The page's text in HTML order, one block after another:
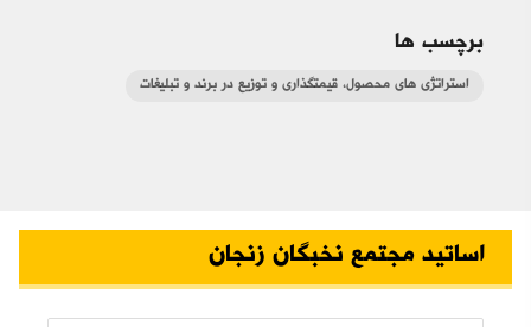
برچسب ها
استراتژی های محصول، قیمتگذاری و توزیع در برند و تبلیغات
اساتید مجتمع نخبگان زنجان